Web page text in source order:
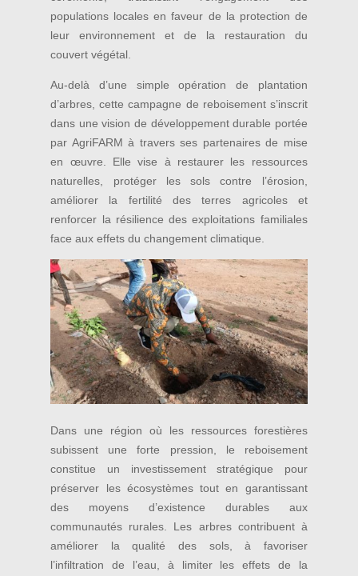
populations locales en faveur de la protection de
leur environnement et de la restauration du
couvert végétal.
Au-delà d’une simple opération de plantation
d’arbres, cette campagne de reboisement s’inscrit
dans une vision de développement durable portée
par AgriFARM à travers ses partenaires de mise
en œuvre. Elle vise à restaurer les ressources
naturelles, protéger les sols contre l’érosion,
améliorer la fertilité des terres agricoles et
renforcer la résilience des exploitations familiales
face aux effets du changement climatique.
Dans une région où les ressources forestières
subissent une forte pression, le reboisement
constitue un investissement stratégique pour
préserver les écosystèmes tout en garantissant
des moyens d’existence durables aux
communautés rurales. Les arbres contribuent à
améliorer la qualité des sols, à favoriser
l’infiltration de l’eau, à limiter les effets de la